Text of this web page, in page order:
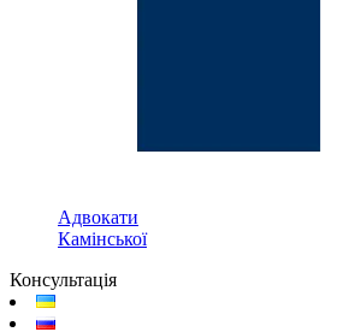
Адвокати
Камінської
Консультація